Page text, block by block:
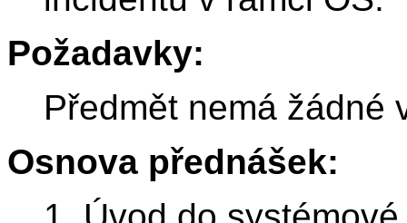
Požadavky:
Předmět nemá žádné
Osnova přednášek: